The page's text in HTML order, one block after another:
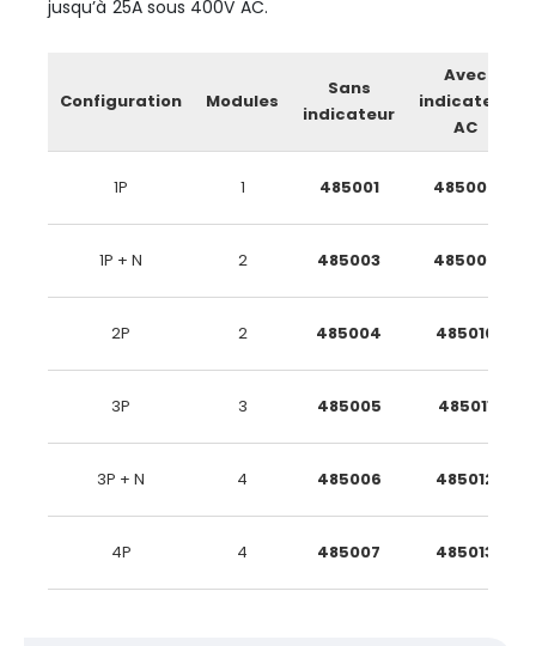
jusqu’à 25A sous 400V AC.
Configuration Modules
Sans
indicateur
Avec
indicateur
AC
1P 1 485001 485008
1P + N 2 485003 485009
2P 2 485004 485010
3P 3 485005 485011
3P + N 4 485006 485012
4P 4 485007 485013